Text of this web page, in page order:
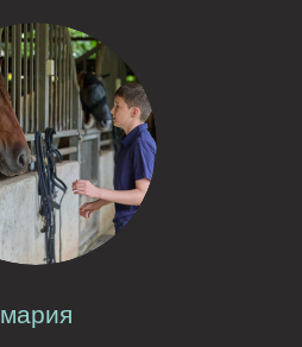
мария